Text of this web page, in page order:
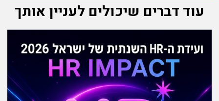
עוד דברים שיכולים לעניין אותך